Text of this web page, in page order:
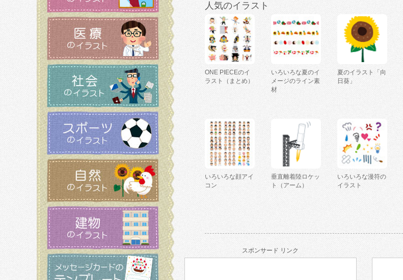
人気のイラスト
ONE PIECEのイ
ラスト（まとめ）
いろいろな夏のイ
メージのライン素
材
夏のイラスト「向
日葵」
いろいろな顔アイ
コン
垂直離着陸ロケッ
ト（アーム）
いろいろな漫符の
イラスト
スポンサード リンク